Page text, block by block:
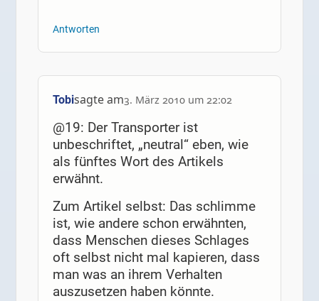
Antworten
Tobisagte am3. März 2010 um 22:02
@19: Der Transporter ist
unbeschriftet, „neutral“ eben, wie
als fünftes Wort des Artikels
erwähnt.
Zum Artikel selbst: Das schlimme
ist, wie andere schon erwähnten,
dass Menschen dieses Schlages
oft selbst nicht mal kapieren, dass
man was an ihrem Verhalten
auszusetzen haben könnte.